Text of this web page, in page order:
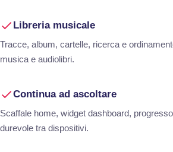
Libreria musicale
Tracce, album, cartelle, ricerca e
musica e audiolibri.
Continua ad ascoltare
Scaffale home, widget dashboard,
durevole tra dispositivi.